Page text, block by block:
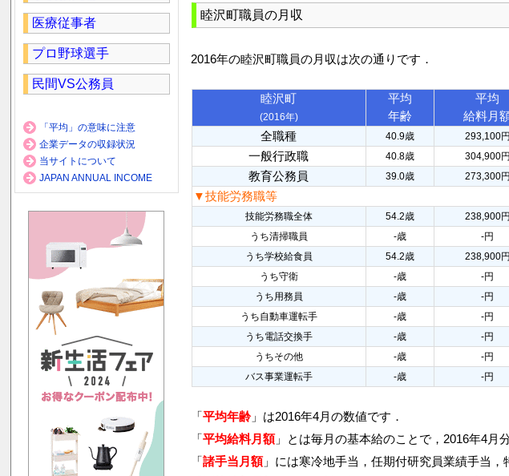
睦沢町職員の月収
2016年の睦沢町職員の月収は次の通りです．
睦沢町
(2016年)
平均
年齢
平均
給料月
全職種
40.9歳 293,100円
一般行政職 40.8歳 304,900円
教育公務員 39.0歳 273,300円
▼技能労務職等
技能労務職全体 54.2歳 238,900円
うち清掃職員
-歳 -円
うち学校給食員
54.2歳 238,900円
うち守衛
-歳 -円
うち用務員
-歳 -円
うち自動車運転手
-歳 -円
うち電話交換手
-歳 -円
うちその他
-歳 -円
バス事業運転手
-歳 -円
「平均年齢」は2016年4月の数値です．
「平均給料月額」とは毎月の基本給のことで，2016年4月
「諸手当月額」には寒冷地手当，任期付研究員業績手当
医療従事者
プロ野球選手
民間VS公務員
「平均」の意味に注意
企業データの収録状況
当サイトについて
JAPAN ANNUAL INCOME